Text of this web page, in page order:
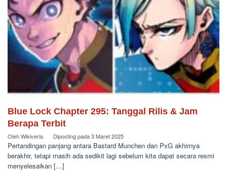
Blue Lock Chapter 295: Tanggal Rilis & Jam
Berapa Terbit
OlehWikiveria Diposting pada3 Maret 2025
Pertandingan panjang antara Bastard Munchen dan PxG akhirnya
berakhir, tetapi masih ada sedikit lagi sebelum kita dapat secara resmi
menyelesaikan […]